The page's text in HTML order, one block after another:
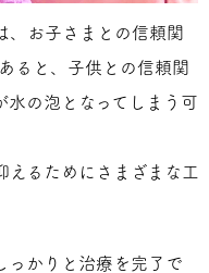
、お子さまとの信頼関
ると、子供との信頼関
水の泡となってしまう可
えるためにさまざまな工
っかりと治療を完了で